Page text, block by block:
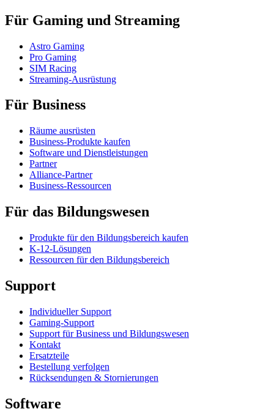
Für Gaming und Streaming
Astro Gaming
Pro Gaming
SIM Racing
Streaming-Ausrüstung
Für Business
Räume ausrüsten
Business-Produkte kaufen
Software und Dienstleistungen
Partner
Alliance-Partner
Business-Ressourcen
Für das Bildungswesen
Produkte für den Bildungsbereich kaufen
K-12-Lösungen
Ressourcen für den Bildungsbereich
Support
Individueller Support
Gaming-Support
Support für Business und Bildungswesen
Kontakt
Ersatzteile
Bestellung verfolgen
Rücksendungen & Stornierungen
Software